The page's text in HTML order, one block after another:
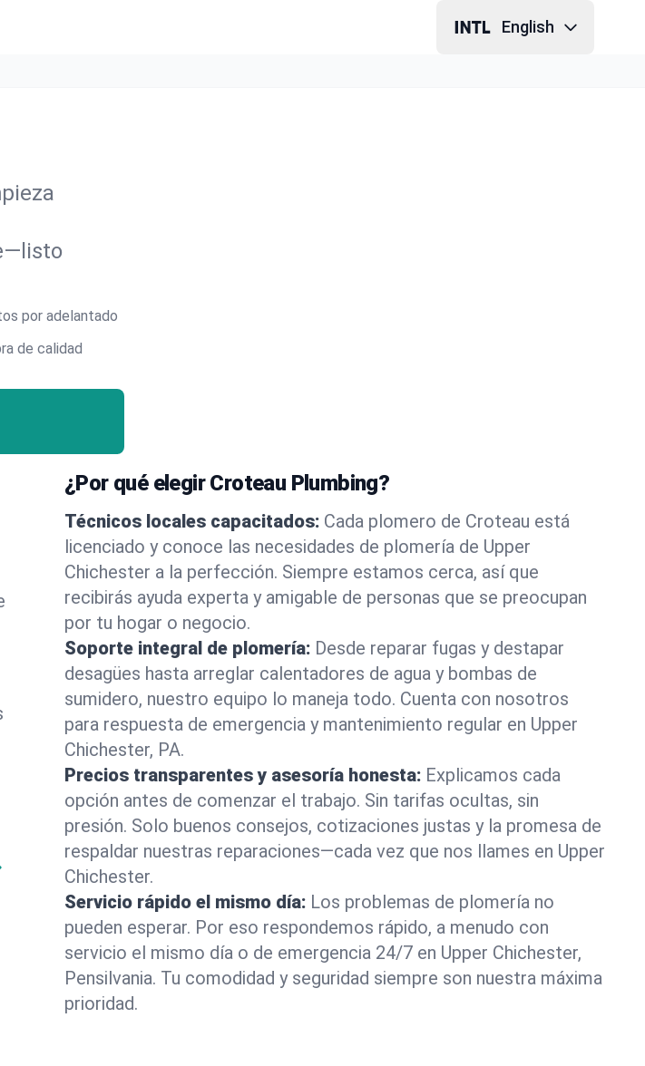
English
por adelantado
de calidad
¿Por qué elegir Croteau Plumbing?
Técnicos locales capacitados: Cada plomero de Croteau está
licenciado y conoce las necesidades de plomería de Upper
Chichester a la perfección. Siempre estamos cerca, así que
recibirás ayuda experta y amigable de personas que se preocupan
por tu hogar o negocio.
Soporte integral de plomería: Desde reparar fugas y destapar
desagües hasta arreglar calentadores de agua y bombas de
sumidero, nuestro equipo lo maneja todo. Cuenta con nosotros
para respuesta de emergencia y mantenimiento regular en Upper
Chichester, PA.
Precios transparentes y asesoría honesta: Explicamos cada
opción antes de comenzar el trabajo. Sin tarifas ocultas, sin
presión. Solo buenos consejos, cotizaciones justas y la promesa de
respaldar nuestras reparaciones—cada vez que nos llames en Upper
Chichester.
Servicio rápido el mismo día: Los problemas de plomería no
pueden esperar. Por eso respondemos rápido, a menudo con
servicio el mismo día o de emergencia 24/7 en Upper Chichester,
Pensilvania. Tu comodidad y seguridad siempre son nuestra máxima
prioridad.